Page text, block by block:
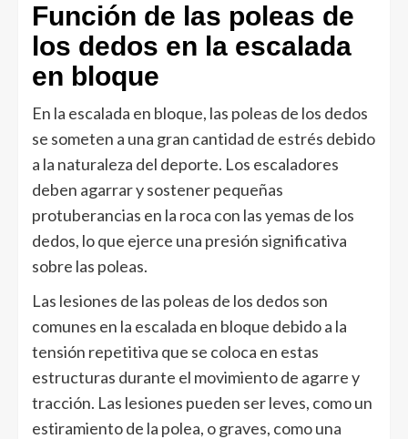
Función de las poleas de
los dedos en la escalada
en bloque
En la escalada en bloque, las poleas de los dedos
se someten a una gran cantidad de estrés debido
a la naturaleza del deporte. Los escaladores
deben agarrar y sostener pequeñas
protuberancias en la roca con las yemas de los
dedos, lo que ejerce una presión significativa
sobre las poleas.
Las lesiones de las poleas de los dedos son
comunes en la escalada en bloque debido a la
tensión repetitiva que se coloca en estas
estructuras durante el movimiento de agarre y
tracción. Las lesiones pueden ser leves, como un
estiramiento de la polea, o graves, como una